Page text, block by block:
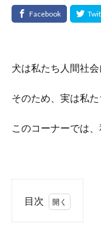
犬は私たち人間社会
そのため、実は私
このコーナーでは
目次